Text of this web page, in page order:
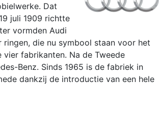
Dat
juli 1909 richtte
vormden Audi
die nu symbool staan voor het
fabrikanten. Na de Tweede
Benz. Sinds 1965 is de fabriek in
dankzij de introductie van een hele